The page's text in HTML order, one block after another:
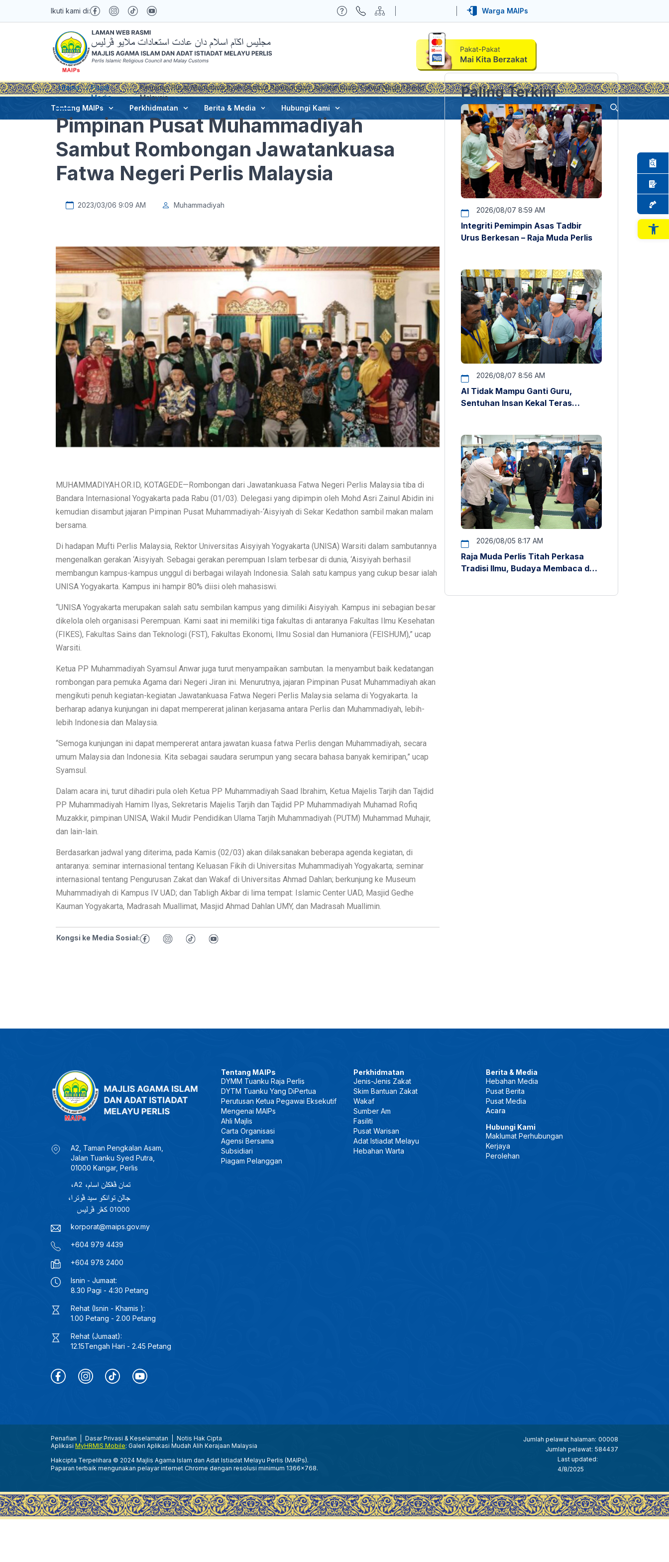
Ikuti kami di: Warga MAIPs
Tentang MAIPs Perkhidmatan Berita & Media Hubungi Kami
Utama
Pusat
Media
Pimpinan Pusat Muhammadiyah Sambut Rombongan Jawatankuasa Fatwa Negeri Perlis
Malaysia
Pimpinan Pusat Muhammadiyah
Sambut Rombongan Jawatankuasa
Fatwa Negeri Perlis Malaysia
2023/03/06 9:09 AM Muhammadiyah
MUHAMMADIYAH.OR.ID, KOTAGEDE—Rombongan dari Jawatankuasa Fatwa Negeri Perlis Malaysia tiba di
Bandara Internasional Yogyakarta pada Rabu (01/03). Delegasi yang dipimpin oleh Mohd Asri Zainul Abidin ini
kemudian disambut jajaran Pimpinan Pusat Muhammadiyah-‘Aisyiyah di Sekar Kedathon sambil makan malam
bersama.
Di hadapan Mufti Perlis Malaysia, Rektor Universitas Aisyiyah Yogyakarta (UNISA) Warsiti dalam sambutannya
mengenalkan gerakan ‘Aisyiyah. Sebagai gerakan perempuan Islam terbesar di dunia, ‘Aisyiyah berhasil
membangun kampus-kampus unggul di berbagai wilayah Indonesia. Salah satu kampus yang cukup besar ialah
UNISA Yogyakarta. Kampus ini hampir 80% diisi oleh mahasiswi.
“UNISA Yogyakarta merupakan salah satu sembilan kampus yang dimiliki Aisyiyah. Kampus ini sebagian besar
dikelola oleh organisasi Perempuan. Kami saat ini memiliki tiga fakultas di antaranya Fakultas Ilmu Kesehatan
(FIKES), Fakultas Sains dan Teknologi (FST), Fakultas Ekonomi, Ilmu Sosial dan Humaniora (FEISHUM),” ucap
Warsiti.
Ketua PP Muhammadiyah Syamsul Anwar juga turut menyampaikan sambutan. Ia menyambut baik kedatangan
rombongan para pemuka Agama dari Negeri Jiran ini. Menurutnya, jajaran Pimpinan Pusat Muhammadiyah akan
mengikuti penuh kegiatan-kegiatan Jawatankuasa Fatwa Negeri Perlis Malaysia selama di Yogyakarta. Ia
berharap adanya kunjungan ini dapat mempererat jalinan kerjasama antara Perlis dan Muhammadiyah, lebih-
lebih Indonesia dan Malaysia.
“Semoga kunjungan ini dapat mempererat antara jawatan kuasa fatwa Perlis dengan Muhammadiyah, secara
umum Malaysia dan Indonesia. Kita sebagai saudara serumpun yang secara bahasa banyak kemiripan,” ucap
Syamsul.
Dalam acara ini, turut dihadiri pula oleh Ketua PP Muhammadiyah Saad Ibrahim, Ketua Majelis Tarjih dan Tajdid
PP Muhammadiyah Hamim Ilyas, Sekretaris Majelis Tarjih dan Tajdid PP Muhammadiyah Muhamad Rofiq
Muzakkir, pimpinan UNISA, Wakil Mudir Pendidikan Ulama Tarjih Muhammadiyah (PUTM) Muhammad Muhajir,
dan lain-lain.
Berdasarkan jadwal yang diterima, pada Kamis (02/03) akan dilaksanakan beberapa agenda kegiatan, di
antaranya: seminar internasional tentang Keluasan Fikih di Universitas Muhammadiyah Yogyakarta; seminar
internasional tentang Pengurusan Zakat dan Wakaf di Universitas Ahmad Dahlan; berkunjung ke Museum
Muhammadiyah di Kampus IV UAD; dan Tabligh Akbar di lima tempat: Islamic Center UAD, Masjid Gedhe
Kauman Yogyakarta, Madrasah Muallimat, Masjid Ahmad Dahlan UMY, dan Madrasah Muallimin.
Kongsi ke Media Sosial:
Paling Terkini
2026/08/07 8:59 AM
Integriti Pemimpin Asas Tadbir
Urus Berkesan – Raja Muda Perlis
2026/08/07 8:56 AM
AI Tidak Mampu Ganti Guru,
Sentuhan Insan Kekal Teras
2026/08/05 8:17 AM
Raja Muda Perlis Titah Perkasa
Tradisi Ilmu, Budaya Membaca dan
A2, Taman Pengkalan Asam,
Jalan Tuanku Syed Putra,
01000 Kangar, Perlis
korporat@maips.gov.my
+604 979 4439
+604 978 2400
Isnin - Jumaat:
8.30 Pagi - 4:30 Petang
Rehat (Isnin - Khamis ):
1.00 Petang - 2.00 Petang
Rehat (Jumaat):
12.15Tengah Hari - 2.45 Petang
Tentang MAIPs
DYMM Tuanku Raja Perlis
DYTM Tuanku Yang DiPertua
Perutusan Ketua Pegawai Eksekutif
Mengenai MAIPs
Ahli Majlis
Carta Organisasi
Agensi Bersama
Subsidiari
Piagam Pelanggan
Perkhidmatan
Jenis-Jenis Zakat
Skim Bantuan Zakat
Wakaf
Sumber Am
Fasiliti
Pusat Warisan
Adat Istiadat Melayu
Hebahan Warta
Berita & Media
Hebahan Media
Pusat Berita
Pusat Media
Acara
Hubungi Kami
Maklumat Perhubungan
Kerjaya
Perolehan
Penafian Dasar Privasi & Keselamatan
Notis Hak Cipta
Aplikasi MyHRMIS Mobile: Galeri Aplikasi Mudah Alih Kerajaan Malaysia
Hakcipta Terpelihara © 2024 Majlis Agama Islam dan Adat Istiadat Melayu Perlis (MAIPs).
Paparan terbaik mengunakan pelayar internet Chrome dengan resolusi minimum 1366x768.
Jumlah pelawat halaman: 00008
Jumlah pelawat: 584437
Last updated:
4/8/2025